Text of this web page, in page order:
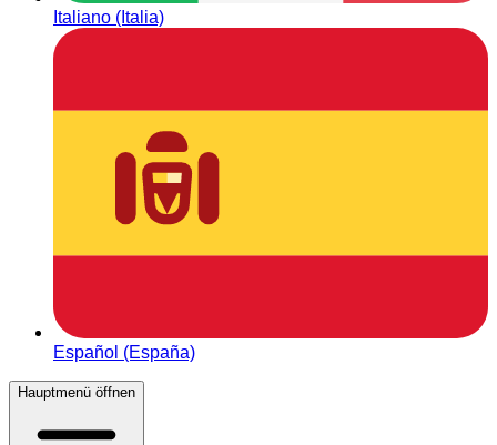
Italiano (Italia)
Español (España)
Hauptmenü öffnen